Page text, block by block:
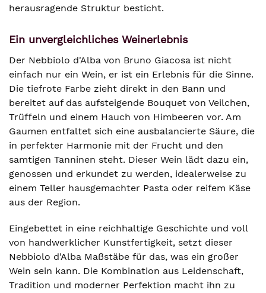
herausragende Struktur besticht.
Ein unvergleichliches Weinerlebnis
Der Nebbiolo d'Alba von Bruno Giacosa ist nicht
einfach nur ein Wein, er ist ein Erlebnis für die Sinne.
Die tiefrote Farbe zieht direkt in den Bann und
bereitet auf das aufsteigende Bouquet von Veilchen,
Trüffeln und einem Hauch von Himbeeren vor. Am
Gaumen entfaltet sich eine ausbalancierte Säure, die
in perfekter Harmonie mit der Frucht und den
samtigen Tanninen steht. Dieser Wein lädt dazu ein,
genossen und erkundet zu werden, idealerweise zu
einem Teller hausgemachter Pasta oder reifem Käse
aus der Region.
Eingebettet in eine reichhaltige Geschichte und voll
von handwerklicher Kunstfertigkeit, setzt dieser
Nebbiolo d'Alba Maßstäbe für das, was ein großer
Wein sein kann. Die Kombination aus Leidenschaft,
Tradition und moderner Perfektion macht ihn zu